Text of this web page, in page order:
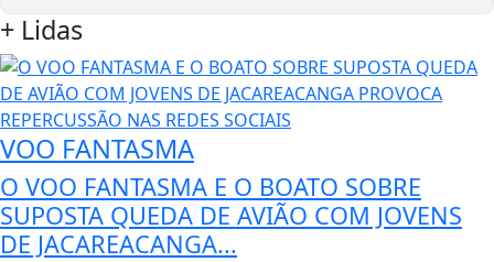
+ Lidas
VOO FANTASMA
O VOO FANTASMA E O BOATO SOBRE
SUPOSTA QUEDA DE AVIÃO COM JOVENS
DE JACAREACANGA...